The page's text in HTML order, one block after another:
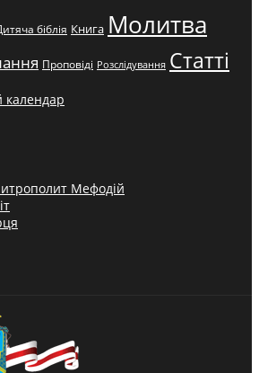
біблія Книга Молитва
Проповіді Розслідування Статті
календар
Мефодій